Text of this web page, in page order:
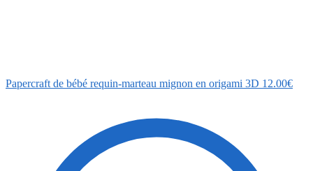
Papercraft de bébé requin-marteau mignon en origami 3D 12.00€